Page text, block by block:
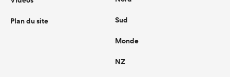
Plan du site Sud
Monde
NZ